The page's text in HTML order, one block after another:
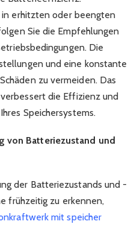
erhitzten oder beengten
Sie die Empfehlungen
Die
und eine konstante
zu vermeiden. Das
die Effizienz und
Speichersystems.
von Batteriezustand und
der Batteriezustands und -
frühzeitig zu erkennen,
mit speicher